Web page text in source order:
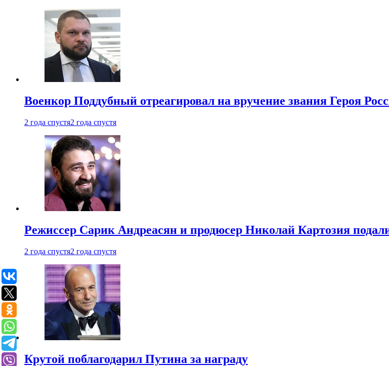
Военкор Поддубный отреагировал на вручение звания Героя
2 года спустя2 года спустя
Режиссер Сарик Андреасян и продюсер Николай Картозия
2 года спустя2 года спустя
Крутой поблагодарил Путина за награду